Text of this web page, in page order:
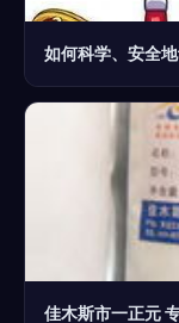
如何科学、安全
佳木斯市一正元